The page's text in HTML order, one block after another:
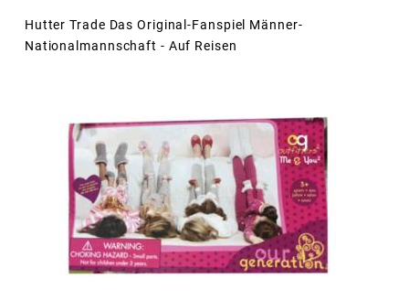
Hutter Trade Das Original-Fanspiel Männer-
Nationalmannschaft - Auf Reisen